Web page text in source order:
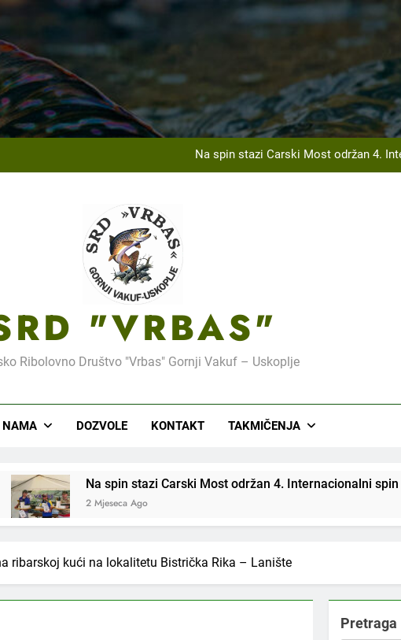
Na Ribarskom Domu Lnište održan tradicionalni izlet Srd “Vrbas ”
U saradnji sa JU Centar za sport, kulturu i obrazovanje, organizuje
Na spin stazi Carski Most održan 4.
općinskom takmičenju SRD „Vrbas“ Gornji Vakuf-Uskoplje u disciplini ulov
U saradnji sa JU Centar za sport, kulturu i obrazovanje, organizuje
općinskom takmičenju SRD „Vrbas“ Gornji Vakuf-Uskoplje u disciplini ulov
Na Ribarskom Domu Lnište održan tradicionalni izlet Srd “Vrbas ”
"VRBAS"
Ribolovno Društvo "Vrbas" Gornji Vakuf – Uskoplje
NAMA DOZVOLE KONTAKT TAKMIČENJA
Most održan 4. Internacionalni spin kup
ribarskoj kući na lokalitetu Bistrička Rika – Lanište
Pretraga